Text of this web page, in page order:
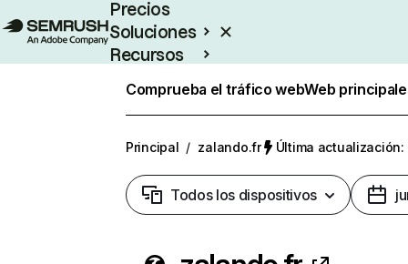
Precios
Soluciones
Recursos
Comprueba el tráfico webWeb
Principal / zalando.fr Última
Todos los dispositivos